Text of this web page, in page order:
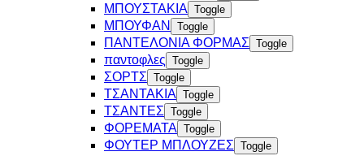
ΜΠΟΥΣΤΑΚΙΑ Toggle
ΜΠΟΥΦΑΝ Toggle
ΠΑΝΤΕΛΟΝΙΑ ΦΟΡΜΑΣ Toggle
παντοφλες Toggle
ΣΟΡΤΣ Toggle
ΤΣΑΝΤΑΚΙΑ Toggle
ΤΣΑΝΤΕΣ Toggle
ΦΟΡΕΜΑΤΑ Toggle
ΦΟΥΤΕΡ ΜΠΛΟΥΖΕΣ Toggle